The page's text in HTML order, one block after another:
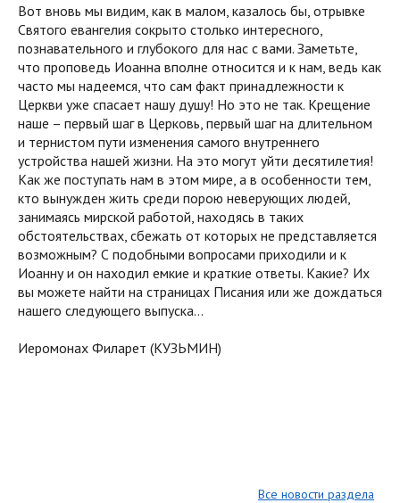
Вот вновь мы видим, как в малом, казалось бы, отрывке
Святого евангелия сокрыто столько интересного,
познавательного и глубокого для нас с вами. Заметьте,
что проповедь Иоанна вполне относится и к нам, ведь как
часто мы надеемся, что сам факт принадлежности к
Церкви уже спасает нашу душу! Но это не так. Крещение
наше – первый шаг в Церковь, первый шаг на длительном
и тернистом пути изменения самого внутреннего
устройства нашей жизни. На это могут уйти десятилетия!
Как же поступать нам в этом мире, а в особенности тем,
кто вынужден жить среди порою неверующих людей,
занимаясь мирской работой, находясь в таких
обстоятельствах, сбежать от которых не представляется
возможным? С подобными вопросами приходили и к
Иоанну и он находил емкие и краткие ответы. Какие? Их
вы можете найти на страницах Писания или же дождаться
нашего следующего выпуска…
Иеромонах Филарет (КУЗЬМИН)
Все новости раздела